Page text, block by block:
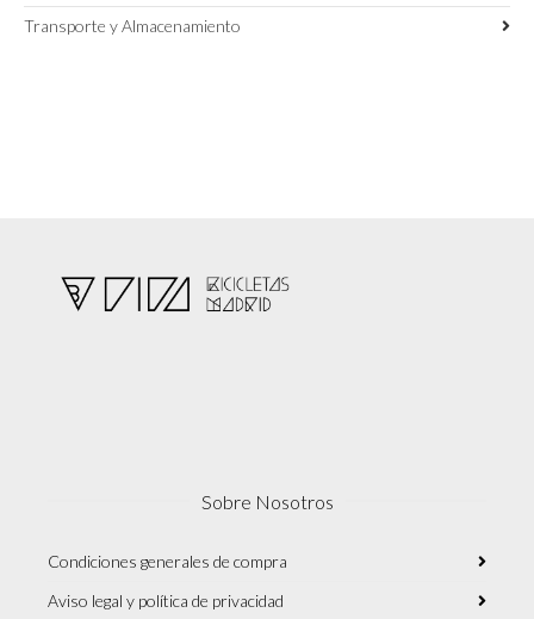
Transporte y Almacenamiento
Sobre Nosotros
Condiciones generales de compra
Aviso legal y política de privacidad